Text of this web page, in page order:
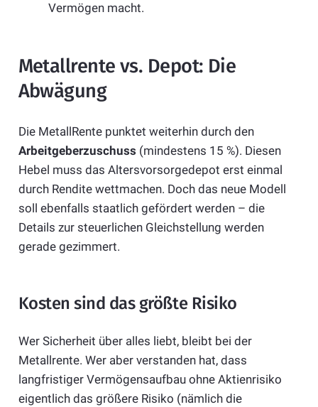
Vermögen macht.
Metallrente vs. Depot: Die
Abwägung
Die MetallRente punktet weiterhin durch den
Arbeitgeberzuschuss (mindestens 15 %). Diesen
Hebel muss das Altersvorsorgedepot erst einmal
durch Rendite wettmachen. Doch das neue Modell
soll ebenfalls staatlich gefördert werden – die
Details zur steuerlichen Gleichstellung werden
gerade gezimmert.
Kosten sind das größte Risiko
Wer Sicherheit über alles liebt, bleibt bei der
Metallrente. Wer aber verstanden hat, dass
langfristiger Vermögensaufbau ohne Aktienrisiko
eigentlich das größere Risiko (nämlich die